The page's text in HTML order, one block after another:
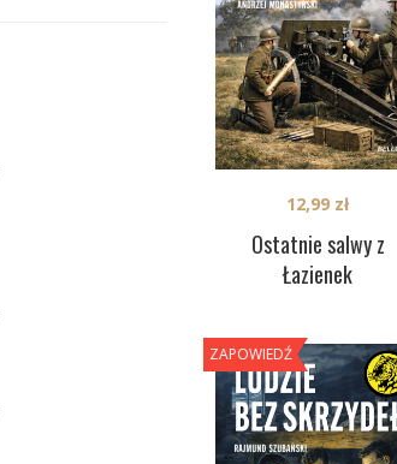
Ostatnie salwy z
Łazienek
12,99 zł
ZAPOWIEDŹ